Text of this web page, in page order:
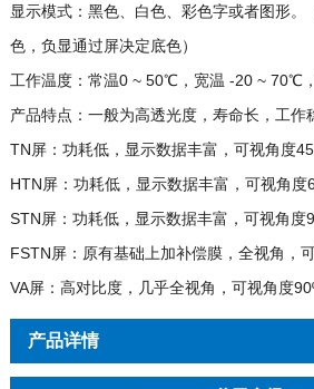
显示模式：黑色、白色、彩色字或者图形。
色，负显通过屏决定底色）
工作温度：常温0 ~ 50℃，宽温 -20 ~ 70℃
产品特点：一般为高透光度，寿命长，工作
TN屏：功耗低，显示数据丰富，可视角度
HTN屏：功耗低，显示数据丰富，可视角度
STN屏：功耗低，显示数据丰富，可视角度
FSTN屏：原有基础上加补偿膜，全视角，
VA屏：高对比度，几乎全视角，可视角度
产品详情